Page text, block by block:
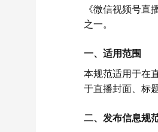
《微信视频号直
之一。
一、适用范围
本规范适用于在
于直播封面、标
二、发布信息规